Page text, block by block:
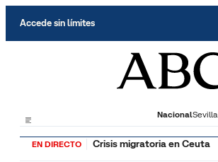
Accede sin límites
NacionalSevilla
EN DIRECTO Crisis migratoria en Ceuta